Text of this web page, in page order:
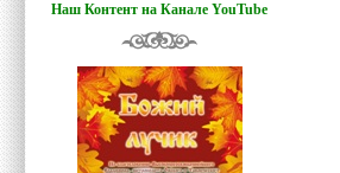
Наш Контент на Канале YouTube